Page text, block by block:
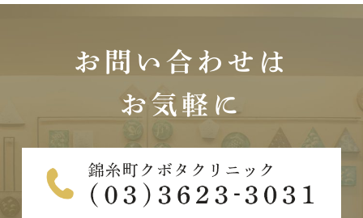
お問い合わせは
お気軽に